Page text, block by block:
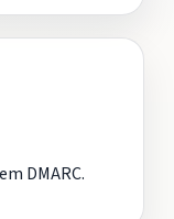
DMARC.